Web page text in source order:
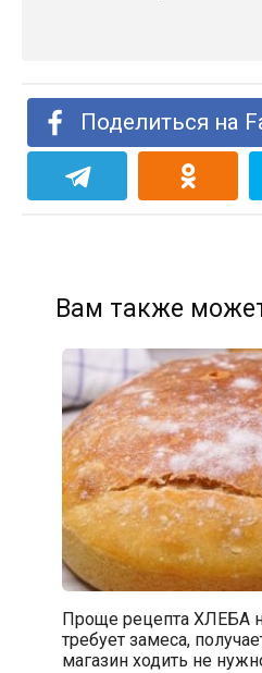
Поделиться на
Вам также
Проще рецепта ХЛЕБА
требует замеса,
магазин ходить не